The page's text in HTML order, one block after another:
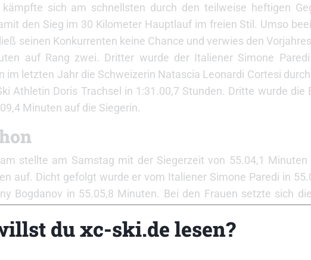
sich am schnellsten durch den teilweise heftigen
den Sieg im 30 Kilometer Hauptlauf im freien Stil. Umso
seinen Konkurrenten keine Chance und verwies den
auf Rang zwei. Dritter wurde der Italiener Simone
im letzten Jahr die Schweizerin Natascia Leonardi Cortesi
Athletin Doris Trachsel in 1:31.00,7 Stunden. Dritte wurde die
Minuten auf die Siegerin.
stellte am Samstag mit der Siegerzeit von 55.04,1 Minuten
auf. Dicht gefolgt wurde er vom Italiener Simone Paredi in
Bogdanov in 55.05,8 Minuten. Bei den Frauen setzte sich
Volken mit 1:08.42,4 Stunden und Brigitte Witschi in
Streckenrekord! Romann Schaad aus Unteriberb gewann
Hammer in 54.13,9 Minuten und Michael Eggenberger in
du xc-ski.de lesen?